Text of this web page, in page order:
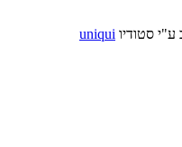
ע"י סטודיו uniqui